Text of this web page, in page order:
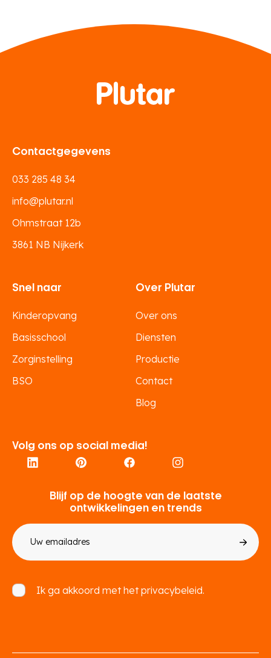
Volg ons op social media!
Contactgegevens
033 285 48 34
info@plutar.nl
Ohmstraat 12b
3861 NB Nijkerk
Snel naar
Kinderopvang
Basisschool
Zorginstelling
BSO
Over Plutar
Over ons
Diensten
Productie
Contact
Blog
Blijf op de hoogte van de laatste
ontwikkelingen en trends
mailadres
Ik ga akkoord met hetprivacybeleid.